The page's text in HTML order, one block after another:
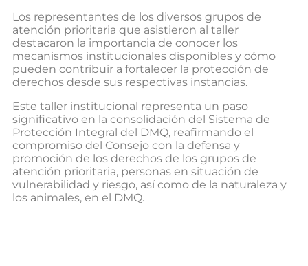
Los representantes de los diversos grupos de
atención prioritaria que asistieron al taller
destacaron la importancia de conocer los
mecanismos institucionales disponibles y cómo
pueden contribuir a fortalecer la protección de
derechos desde sus respectivas instancias.
Este taller institucional representa un paso
significativo en la consolidación del Sistema de
Protección Integral del DMQ, reafirmando el
compromiso del Consejo con la defensa y
promoción de los derechos de los grupos de
atención prioritaria, personas en situación de
vulnerabilidad y riesgo, así como de la naturaleza y
los animales, en el DMQ.